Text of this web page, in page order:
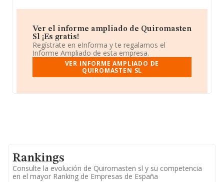
Ver el informe ampliado de Quiromasten
Sl ¡Es gratis!
Regístrate en eInforma y te regalamos el
Informe Ampliado de esta empresa.
VER INFORME AMPLIADO DE
QUIROMASTEN SL
Rankings
Consulte la evolución de Quiromasten sl y su competencia
en el mayor Ranking de Empresas de España